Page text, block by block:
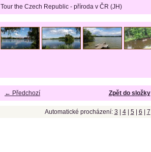
Tour the Czech Republic - příroda v ČR (JH)
← Předchozí Zpět do složky
Automatické procházení: 3 4| 5| 6 7